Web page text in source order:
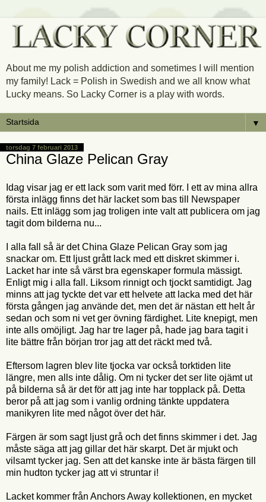
About me my polish addiction and sometimes I will mention
my family! Lack = Polish in Swedish and we all know what
Lucky means. So Lacky Corner is a play with words.
▼
torsdag 7 februari 2013
China Glaze Pelican Gray
Idag visar jag er ett lack som varit med förr. I ett av mina allra
första inlägg finns det här lacket som bas till Newspaper
nails. Ett inlägg som jag troligen inte valt att publicera om jag
tagit dom bilderna nu...
I alla fall så är det China Glaze Pelican Gray som jag
snackar om. Ett ljust grått lack med ett diskret skimmer i.
Lacket har inte så värst bra egenskaper formula mässigt.
Enligt mig i alla fall. Liksom rinnigt och tjockt samtidigt. Jag
minns att jag tyckte det var ett helvete att lacka med det här
första gången jag använde det, men det är nästan ett helt år
sedan och som ni vet ger övning färdighet. Lite knepigt, men
inte alls omöjligt. Jag har tre lager på, hade jag bara tagit i
lite bättre från början tror jag att det räckt med två.
Eftersom lagren blev lite tjocka var också torktiden lite
längre, men alls inte dålig. Om ni tycker det ser lite ojämt ut
på bilderna så är det för att jag inte har topplack på. Detta
beror på att jag som i vanlig ordning tänkte uppdatera
manikyren lite med något över det här.
Färgen är som sagt ljust grå och det finns skimmer i det. Jag
måste säga att jag gillar det här skarpt. Det är mjukt och
vilsamt tycker jag. Sen att det kanske inte är bästa färgen till
min hudton tycker jag att vi struntar i!
Lacket kommer från Anchors Away kollektionen, en mycket